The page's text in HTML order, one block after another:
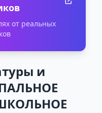
от реальных
и